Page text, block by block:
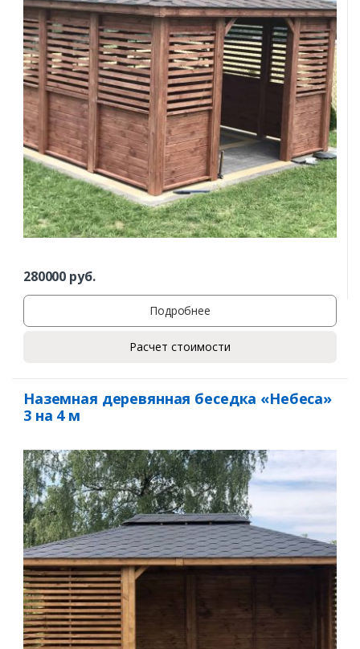
Заказать
Ваше имя*
Ваш телефон*
280000 руб.
Подробнее
Расчет стоимости
Наземная деревянная беседка «Небеса»
3 на 4 м